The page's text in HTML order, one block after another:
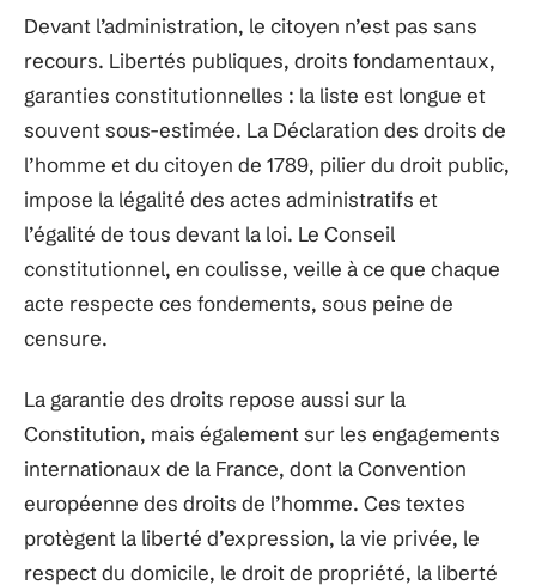
Devant l’administration, le citoyen n’est pas sans
recours. Libertés publiques, droits fondamentaux,
garanties constitutionnelles : la liste est longue et
souvent sous-estimée. La Déclaration des droits de
l’homme et du citoyen de 1789, pilier du droit public,
impose la légalité des actes administratifs et
l’égalité de tous devant la loi. Le Conseil
constitutionnel, en coulisse, veille à ce que chaque
acte respecte ces fondements, sous peine de
censure.
La garantie des droits repose aussi sur la
Constitution, mais également sur les engagements
internationaux de la France, dont la Convention
européenne des droits de l’homme. Ces textes
protègent la liberté d’expression, la vie privée, le
respect du domicile, le droit de propriété, la liberté